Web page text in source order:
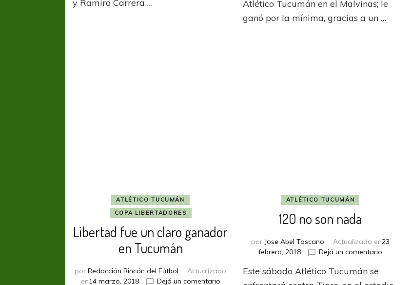
y Ramiro Carrera …
ganó
1
Atlético Tucumán en el Malvinas; le
ganó por la mínima, gracias a un …
ATLÉTICO TUCUMÁN
COPA LIBERTADORES
Libertad fue un claro ganador
en Tucumán
porRedacción Rincón del Fútbol
Actualizado
en14 marzo, 2018 Dejá un comentarioen
ATLÉTICO TUCUMÁN
120 no son nada
por Jose Abel Toscano Actualizado en23
febrero, 2018
Dejá un comentarioen
son
Este sábado Atlético Tucumán se